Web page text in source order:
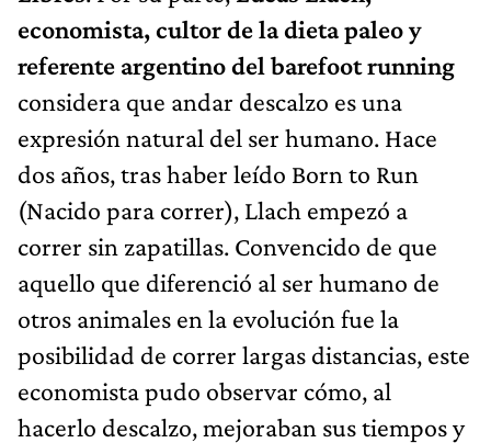
economista, cultor de la dieta paleo y
referente argentino del barefoot running
considera que andar descalzo es una
expresión natural del ser humano. Hace
dos años, tras haber leído Born to Run
(Nacido para correr), Llach empezó a
correr sin zapatillas. Convencido de que
aquello que diferenció al ser humano de
otros animales en la evolución fue la
posibilidad de correr largas distancias, este
economista pudo observar cómo, al
hacerlo descalzo, mejoraban sus tiempos y